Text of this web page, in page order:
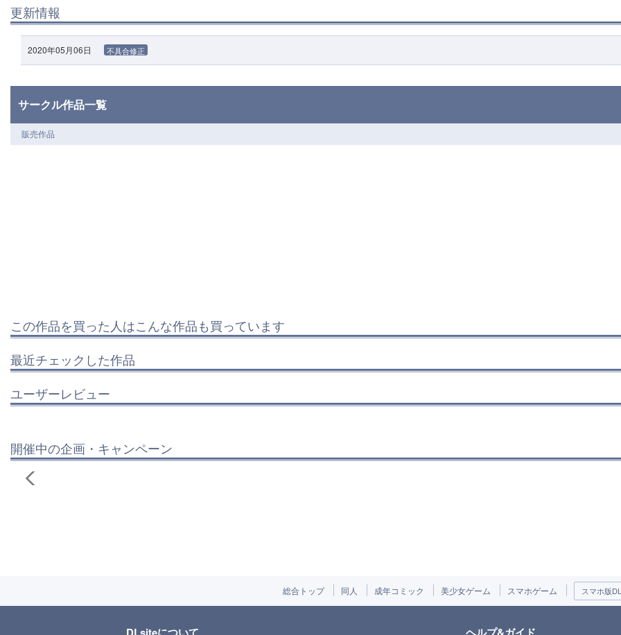
更新情報
2020年05月06日 不具合修正
サークル作品一覧
販売作品
この作品を買った人はこんな作品も買っています
最近チェックした作品
ユーザーレビュー
開催中の企画・キャンペーン
総合トップ 同人 成年コミック 美少女ゲーム スマホゲーム スマホ版